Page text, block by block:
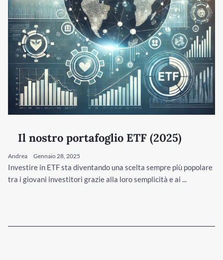
Il nostro portafoglio ETF (2025)
Andrea Gennaio 28, 2025
Investire in ETF sta diventando una scelta sempre più popolare
tra i giovani investitori grazie alla loro semplicità e ai ...